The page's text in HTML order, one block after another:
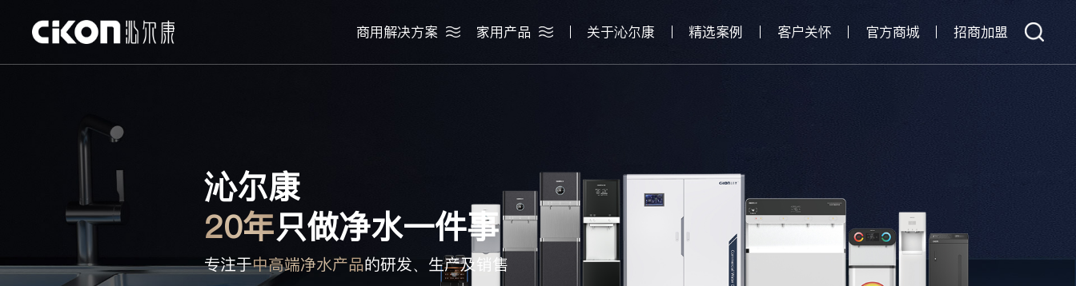
商用解决方案 家用产品 关于沁尔康 精选案例 客户关怀 官方商城 招商加盟
沁尔康
20年只做净水一件事
专注于中高端净水产品的研发、生产及销售